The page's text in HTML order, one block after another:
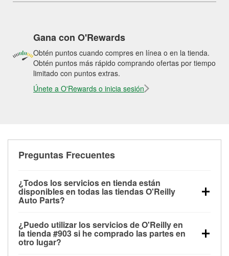
Gana con O'Rewards
Obtén puntos cuando compres en línea o en la tienda.
Obtén puntos más rápido comprando ofertas por tiempo
limitado con puntos extras.
Únete a O'Rewards o inicia sesión
Preguntas Frecuentes
¿Todos los servicios en tienda están
disponibles en todas las tiendas O'Reilly
Auto Parts?
las pruebas de batería, pruebas de alternador y
motor de arranque, revisión de la luz “Check Engine”
con O'Reilly VeriScan® e instalación de
¿Puedo utilizar los servicios de O'Reilly en
la tienda #903 si he comprado las partes en
otro lugar?